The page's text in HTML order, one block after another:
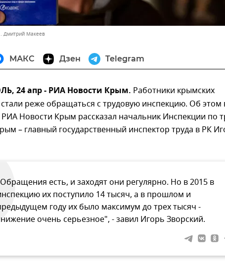
Дмитрий Макеев
МАКС Дзен Telegram
24 апр - РИА Новости Крым. Работники крымских
реже обращаться с трудовую инспекцию. Об этом
РИА Новости Крым рассказал начальник Инспекции по
– главный государственный инспектор труда в РК
есть, и заходят они регулярно. Но в 2015 в
их поступило 14 тысяч, а в прошлом и
году их было максимум до трех тысяч -
очень серьезное", - завил Игорь Зворский.